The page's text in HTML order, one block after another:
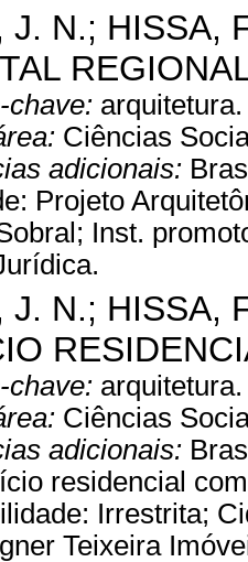
J. N.; HISSA,
chave: arquitetura.
Ciências
adicionais:
Projeto
Inst.
J. N.; HISSA,
chave: arquitetura.
Ciências
adicionais:
residencial
Irrestrita;
Teixeira